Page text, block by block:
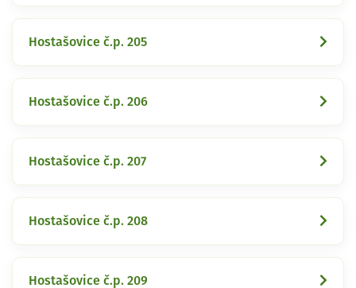
Hostašovice č.p. 205
Hostašovice č.p. 206
Hostašovice č.p. 207
Hostašovice č.p. 208
Hostašovice č.p. 209